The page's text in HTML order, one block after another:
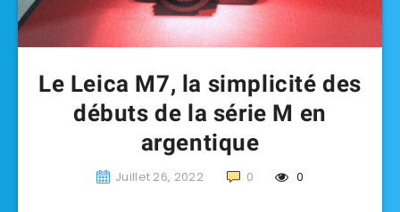
Le Leica M7, la simplicité des
débuts de la série M en
argentique
Juillet 26, 2022 0 0